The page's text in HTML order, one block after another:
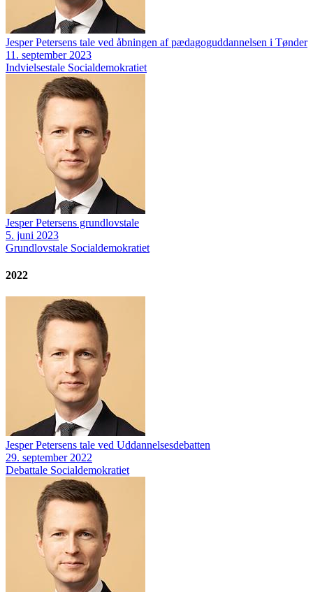
Jesper Petersens tale ved åbningen af pædagoguddannelsen i Tønder
11. september 2023
Indvielsestale Socialdemokratiet
Jesper Petersens grundlovstale
5. juni 2023
Grundlovstale Socialdemokratiet
2022
Jesper Petersens tale ved Uddannelsesdebatten
29. september 2022
Debattale Socialdemokratiet